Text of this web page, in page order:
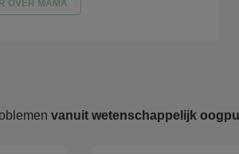
OVER MAMA
vanuit wetenschappelijk